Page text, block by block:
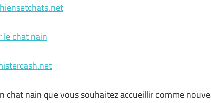
le chat nain
chat nain que vous souhaitez accueillir comme